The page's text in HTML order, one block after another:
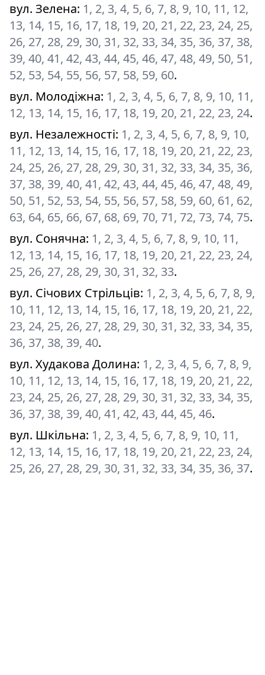
вул. Зелена: 1, 2, 3, 4, 5, 6, 7, 8, 9, 10, 11, 12,
13, 14, 15, 16, 17, 18, 19, 20, 21, 22, 23, 24, 25,
26, 27, 28, 29, 30, 31, 32, 33, 34, 35, 36, 37, 38,
39, 40, 41, 42, 43, 44, 45, 46, 47, 48, 49, 50, 51,
52, 53, 54, 55, 56, 57, 58, 59, 60.
вул. Молодіжна: 1, 2, 3, 4, 5, 6, 7, 8, 9, 10, 11,
12, 13, 14, 15, 16, 17, 18, 19, 20, 21, 22, 23, 24.
вул. Незалежності: 1, 2, 3, 4, 5, 6, 7, 8, 9, 10,
11, 12, 13, 14, 15, 16, 17, 18, 19, 20, 21, 22, 23,
24, 25, 26, 27, 28, 29, 30, 31, 32, 33, 34, 35, 36,
37, 38, 39, 40, 41, 42, 43, 44, 45, 46, 47, 48, 49,
50, 51, 52, 53, 54, 55, 56, 57, 58, 59, 60, 61, 62,
63, 64, 65, 66, 67, 68, 69, 70, 71, 72, 73, 74, 75.
вул. Сонячна: 1, 2, 3, 4, 5, 6, 7, 8, 9, 10, 11,
12, 13, 14, 15, 16, 17, 18, 19, 20, 21, 22, 23, 24,
25, 26, 27, 28, 29, 30, 31, 32, 33.
вул. Січових Стрільців: 1, 2, 3, 4, 5, 6, 7, 8, 9,
10, 11, 12, 13, 14, 15, 16, 17, 18, 19, 20, 21, 22,
23, 24, 25, 26, 27, 28, 29, 30, 31, 32, 33, 34, 35,
36, 37, 38, 39, 40.
вул. Худакова Долина: 1, 2, 3, 4, 5, 6, 7, 8, 9,
10, 11, 12, 13, 14, 15, 16, 17, 18, 19, 20, 21, 22,
23, 24, 25, 26, 27, 28, 29, 30, 31, 32, 33, 34, 35,
36, 37, 38, 39, 40, 41, 42, 43, 44, 45, 46.
вул. Шкільна: 1, 2, 3, 4, 5, 6, 7, 8, 9, 10, 11,
12, 13, 14, 15, 16, 17, 18, 19, 20, 21, 22, 23, 24,
25, 26, 27, 28, 29, 30, 31, 32, 33, 34, 35, 36, 37.